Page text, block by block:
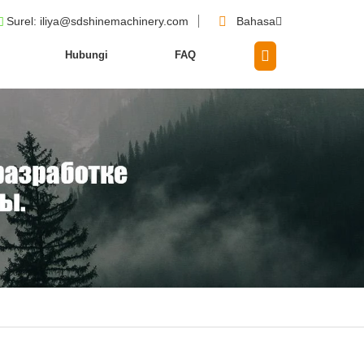
Hubungi FAQ
Surel: iliya@sdshinemachinery.com Bahasa